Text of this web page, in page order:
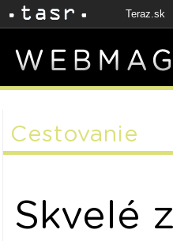
Teraz.sk
Cestovanie
Skvelé